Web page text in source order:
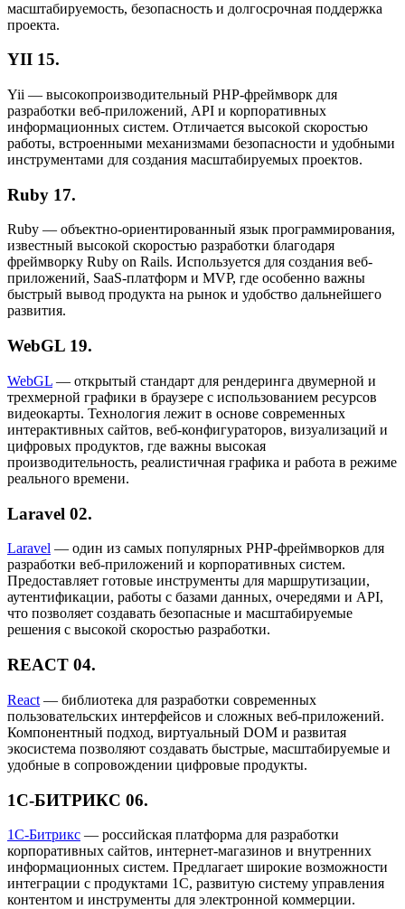
масштабируемость, безопасность и долгосрочная поддержка
проекта.
YII 15.
Yii — высокопроизводительный PHP-фреймворк для
разработки веб-приложений, API и корпоративных
информационных систем. Отличается высокой скоростью
работы, встроенными механизмами безопасности и удобными
инструментами для создания масштабируемых проектов.
Ruby 17.
Ruby — объектно-ориентированный язык программирования,
известный высокой скоростью разработки благодаря
фреймворку Ruby on Rails. Используется для создания веб-
приложений, SaaS-платформ и MVP, где особенно важны
быстрый вывод продукта на рынок и удобство дальнейшего
развития.
WebGL 19.
WebGL — открытый стандарт для рендеринга двумерной и
трехмерной графики в браузере с использованием ресурсов
видеокарты. Технология лежит в основе современных
интерактивных сайтов, веб-конфигураторов, визуализаций и
цифровых продуктов, где важны высокая
производительность, реалистичная графика и работа в режиме
реального времени.
Laravel 02.
Laravel — один из самых популярных PHP-фреймворков для
разработки веб-приложений и корпоративных систем.
Предоставляет готовые инструменты для маршрутизации,
аутентификации, работы с базами данных, очередями и API,
что позволяет создавать безопасные и масштабируемые
решения с высокой скоростью разработки.
REACT 04.
React — библиотека для разработки современных
пользовательских интерфейсов и сложных веб-приложений.
Компонентный подход, виртуальный DOM и развитая
экосистема позволяют создавать быстрые, масштабируемые и
удобные в сопровождении цифровые продукты.
1С-БИТРИКС 06.
1С-Битрикс — российская платформа для разработки
корпоративных сайтов, интернет-магазинов и внутренних
информационных систем. Предлагает широкие возможности
интеграции с продуктами 1С, развитую систему управления
контентом и инструменты для электронной коммерции.